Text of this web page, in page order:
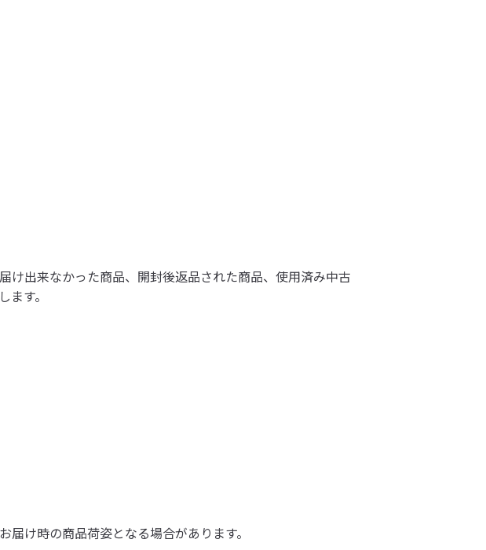
け出来なかった商品、開封後返品された商品、使用済み中古
す。
け時の商品荷姿となる場合があります。